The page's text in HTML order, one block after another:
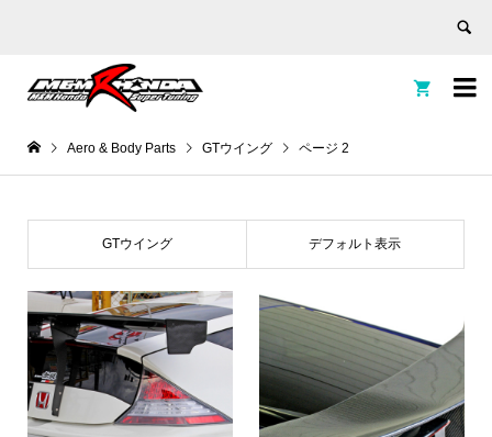


Aero & Body Parts GTウイング ページ 2
GTウイング デフォルト表示